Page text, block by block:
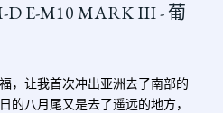
D E-M10 MARK III - 葡
，让我首次冲出亚洲去了南部的
的八月尾又是去了遥远的地方，